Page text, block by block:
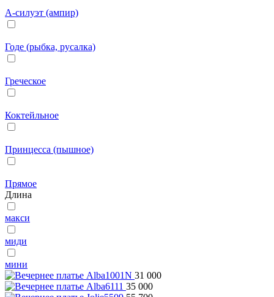
А-силуэт (ампир)
Годе (рыбка, русалка)
Греческое
Коктейльное
Принцесса (пышное)
Прямое
Длина
макси
миди
мини
31 000
35 000